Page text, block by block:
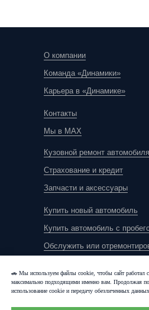
О компании
Команда «Динамики»
Карьера в «Динамике»
Кузовной ремонт автомобиля
Страхование и кредит
Запчасти и аксессуары
Контакты
Мы в MAX
Купить новый автомобиль
Купить автомобиль с
Обслужить или
🚗 Мы используем файлы cookie, чтобы сайт работал
максимально подходящими именно вам. Продолжая
использование cookie и передачу обезличенных